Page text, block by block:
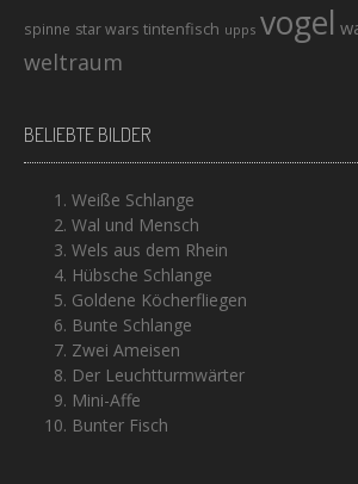
spinne star wars tintenfisch upps vogel
weltraum
BELIEBTE BILDER
Weiße Schlange
Wal und Mensch
Wels aus dem Rhein
Hübsche Schlange
Goldene Köcherfliegen
Bunte Schlange
Zwei Ameisen
Der Leuchtturmwärter
Mini-Affe
Bunter Fisch